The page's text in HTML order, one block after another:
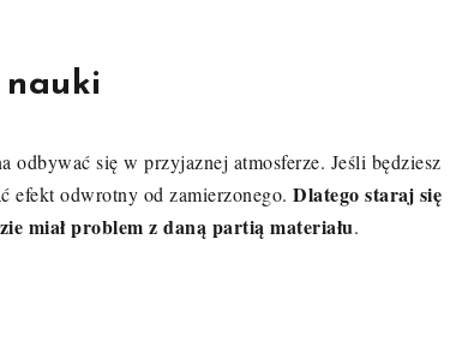
odbywać się w przyjaznej atmosferze. Jeśli będziesz
efekt odwrotny od zamierzonego. Dlatego staraj się
miał problem z daną partią materiału.